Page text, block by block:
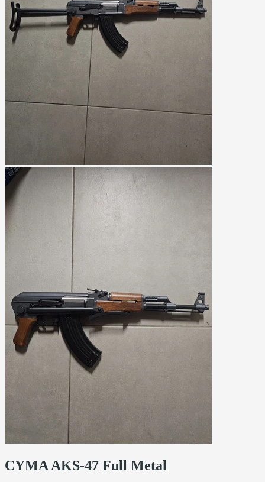
CYMA AKS-47 Full Metal